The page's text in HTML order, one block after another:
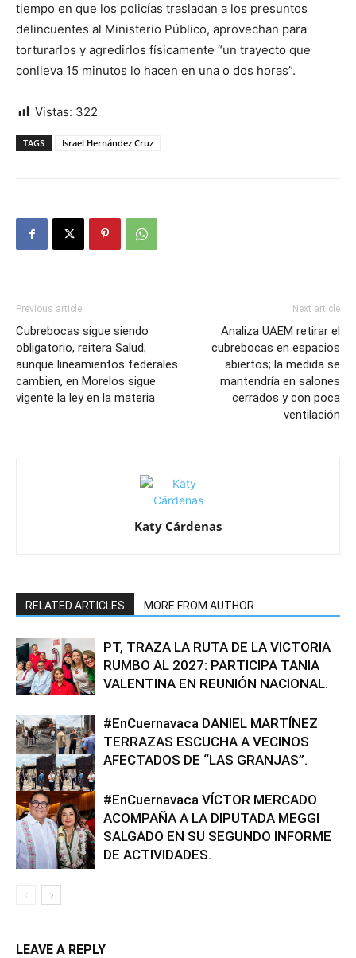
tiempo en que los policías trasladan a los presuntos
delincuentes al Ministerio Público, aprovechan para
torturarlos y agredirlos físicamente “un trayecto que
conlleva 15 minutos lo hacen en una o dos horas”.
Vistas: 322
TAGS Israel Hernández Cruz
Previous article
Cubrebocas sigue siendo
obligatorio, reitera Salud;
aunque lineamientos federales
cambien, en Morelos sigue
vigente la ley en la materia
Next article
Analiza UAEM retirar el
cubrebocas en espacios
abiertos; la medida se
mantendría en salones
cerrados y con poca
ventilación
Katy Cárdenas
RELATED ARTICLES MORE FROM AUTHOR
PT, TRAZA LA RUTA DE LA VICTORIA
RUMBO AL 2027: PARTICIPA TANIA
VALENTINA EN REUNIÓN NACIONAL.
#EnCuernavaca DANIEL MARTÍNEZ
TERRAZAS ESCUCHA A VECINOS
AFECTADOS DE “LAS GRANJAS”.
#EnCuernavaca VÍCTOR MERCADO
ACOMPAÑA A LA DIPUTADA MEGGI
SALGADO EN SU SEGUNDO INFORME
DE ACTIVIDADES.
LEAVE A REPLY